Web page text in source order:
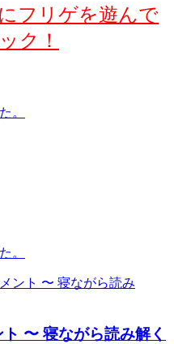
フリゲを遊んで
ク！
。
。
〜 寝ながら読み解く